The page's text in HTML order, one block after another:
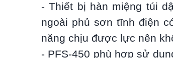
- Thiết bị hàn miệng túi
ngoài phủ sơn tĩnh điện
năng chịu được lực nên
- PFS-450 phù hợp sử